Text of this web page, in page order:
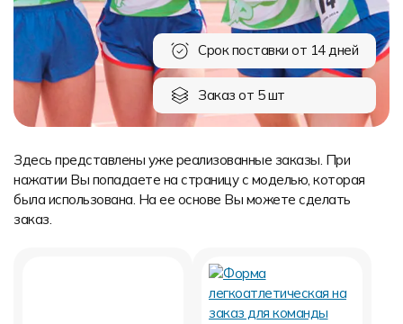
Срок поставки от 14 дней
Заказ от 5 шт
Здесь представлены уже реализованные заказы. При
нажатии Вы попадаете на страницу с моделью, которая
была использована. На ее основе Вы можете сделать
заказ.
Форма в наличии
Распродажа
Статьи
Реквизиты
Система скидок и наценок
Пользовательское соглашение
Доставка